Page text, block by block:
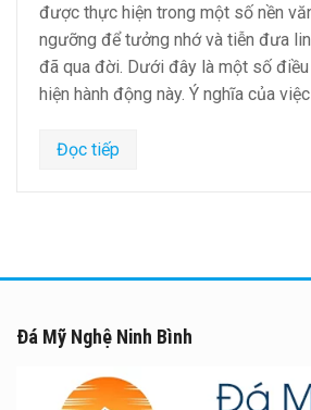
được thực hiện trong một số nền
ngưỡng để tưởng nhớ và tiễn đưa
đã qua đời. Dưới đây là một số
hiện hành động này. Ý nghĩa của
Đọc tiếp
Đá Mỹ Nghệ Ninh Bình